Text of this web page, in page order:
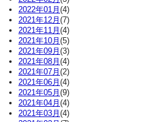
2022年01月 (4)
2021年12月 (7)
2021年11月 (4)
2021年10月 (5)
2021年09月 (3)
2021年08月 (4)
2021年07月 (2)
2021年06月 (4)
2021年05月 (9)
2021年04月 (4)
2021年03月 (4)